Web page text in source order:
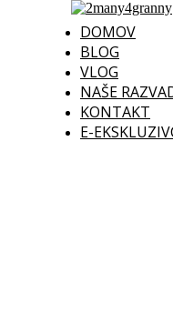
DOMOV
BLOG
VLOG
NAŠE
KONTAKT
E-